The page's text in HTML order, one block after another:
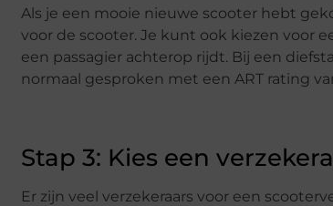
Als je een mooie nieuwe scooter hebt
voor de scooter. Je kunt ook kiezen voor
een passagier achterop rijdt. Bij een
normaal gesproken met een ART rating
Stap 3: Kies een
Er zijn veel verzekeraars voor een